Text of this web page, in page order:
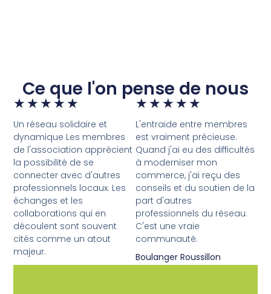
Ce que l'on pense de nous
★ ★ ★ ★ ★
Un réseau solidaire et
dynamique Les membres
de l'association apprécient
la possibilité de se
connecter avec d'autres
professionnels locaux. Les
échanges et les
collaborations qui en
découlent sont souvent
cités comme un atout
majeur.
★ ★ ★ ★ ★
L'entraide entre membres
est vraiment précieuse.
Quand j'ai eu des difficultés
à moderniser mon
commerce, j'ai reçu des
conseils et du soutien de la
part d'autres
professionnels du réseau.
C'est une vraie
communauté.
Boulanger Roussillon